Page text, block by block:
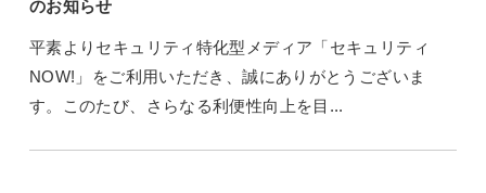
のお知らせ
平素よりセキュリティ特化型メディア「セキュリティ
NOW!」をご利用いただき、誠にありがとうございま
す。このたび、さらなる利便性向上を目...